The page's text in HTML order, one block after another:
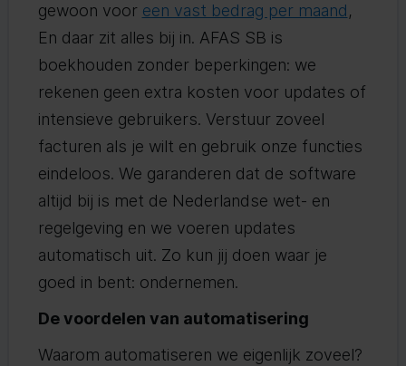
gewoon voor een vast bedrag per maand,
En daar zit alles bij in. AFAS SB is
boekhouden zonder beperkingen: we
rekenen geen extra kosten voor updates of
intensieve gebruikers. Verstuur zoveel
facturen als je wilt en gebruik onze functies
eindeloos. We garanderen dat de software
altijd bij is met de Nederlandse wet- en
regelgeving en we voeren updates
automatisch uit. Zo kun jij doen waar je
goed in bent: ondernemen.
De voordelen van automatisering
Waarom automatiseren we eigenlijk zoveel?